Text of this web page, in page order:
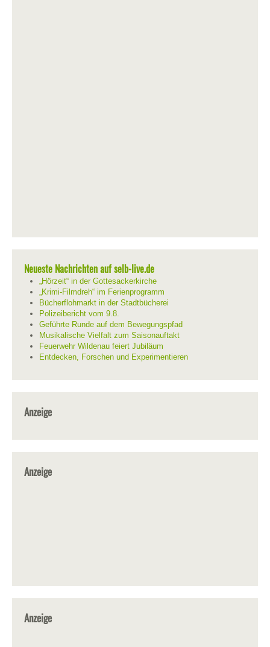
Neueste Nachrichten auf selb-live.de
„Hörzeit“ in der Gottesackerkirche
„Krimi-Filmdreh“ im Ferienprogramm
Bücherflohmarkt in der Stadtbücherei
Polizeibericht vom 9.8.
Geführte Runde auf dem Bewegungspfad
Musikalische Vielfalt zum Saisonauftakt
Feuerwehr Wildenau feiert Jubiläum
Entdecken, Forschen und Experimentieren
Anzeige
Anzeige
Anzeige